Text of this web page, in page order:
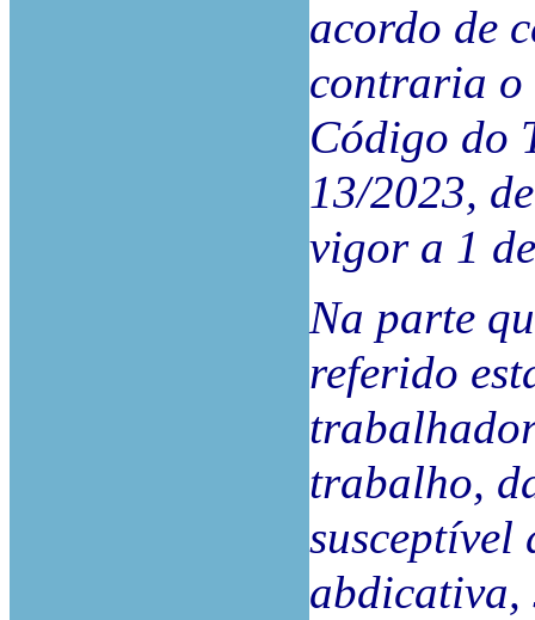
acordo de
contraria o
Código do
13/2023,
vigor a 1
Na parte
referido
trabalho,
susceptível
abdicativa,